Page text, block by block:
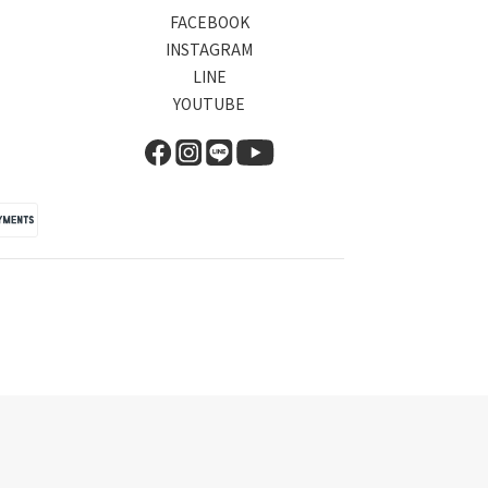
FACEBOOK
INSTAGRAM
LINE
YOUTUBE